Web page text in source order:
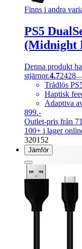
Finns i andra
PS5
(Midnight
Denna produkt
stjärnor.4.72428
Trådlös
Haptisk
Adaptiva
899.-
Outlet-pris från
100+ i lager
320152
Jämför